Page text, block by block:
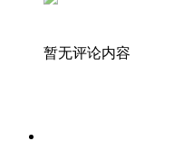
暂无评论内容